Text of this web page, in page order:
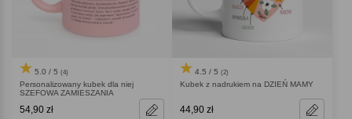
5.0 / 5 (4)
Personalizowany kubek dla niej
SZEFOWA ZAMIESZANIA
54,90 zł
4.5 / 5 (2)
Kubek z nadrukiem na DZIEŃ MAMY
44,90 zł